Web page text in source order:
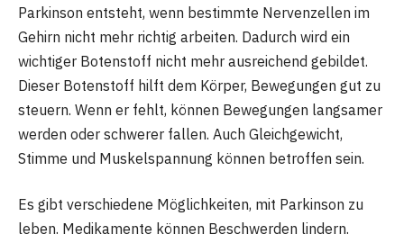
Parkinson entsteht, wenn bestimmte Nervenzellen im
Gehirn nicht mehr richtig arbeiten. Dadurch wird ein
wichtiger Botenstoff nicht mehr ausreichend gebildet.
Dieser Botenstoff hilft dem Körper, Bewegungen gut zu
steuern. Wenn er fehlt, können Bewegungen langsamer
werden oder schwerer fallen. Auch Gleichgewicht,
Stimme und Muskelspannung können betroffen sein.
Es gibt verschiedene Möglichkeiten, mit Parkinson zu
leben. Medikamente können Beschwerden lindern.